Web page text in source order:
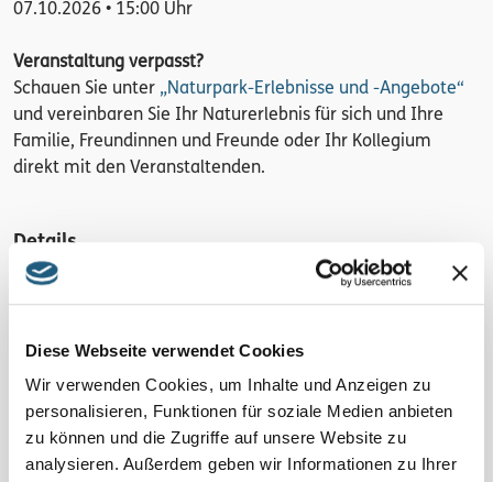
Diese Webseite verwendet Cookies
Wir verwenden Cookies, um Inhalte und Anzeigen zu
personalisieren, Funktionen für soziale Medien anbieten
zu können und die Zugriffe auf unsere Website zu
analysieren. Außerdem geben wir Informationen zu Ihrer
07.10.2026 • 15:00 Uhr
Veranstaltung verpasst?
Schauen Sie unter „Naturpark-Erlebnisse und -Angebote“
und vereinbaren Sie Ihr Naturerlebnis für sich und Ihre
Familie, Freundinnen und Freunde oder Ihr Kollegium
direkt mit den Veranstaltenden.
Details
2 Std.
Ursprung des Blauen Goldes
Kosten pro Person
15 € inkl. Skript